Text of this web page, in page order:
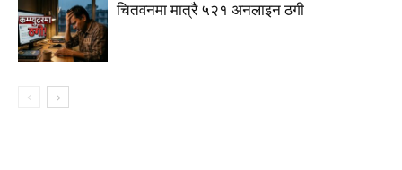
चितवनमा मात्रै ५२१ अनलाइन ठगी